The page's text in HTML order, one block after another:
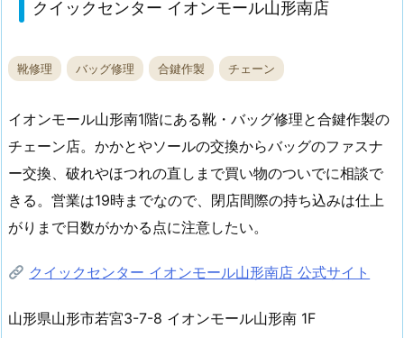
クイックセンター イオンモール山形南店
靴修理 バッグ修理 合鍵作製 チェーン
イオンモール山形南1階にある靴・バッグ修理と合鍵作製の
チェーン店。かかとやソールの交換からバッグのファスナ
ー交換、破れやほつれの直しまで買い物のついでに相談で
きる。営業は19時までなので、閉店間際の持ち込みは仕上
がりまで日数がかかる点に注意したい。
クイックセンター イオンモール山形南店 公式サイト
山形県山形市若宮3-7-8 イオンモール山形南 1F